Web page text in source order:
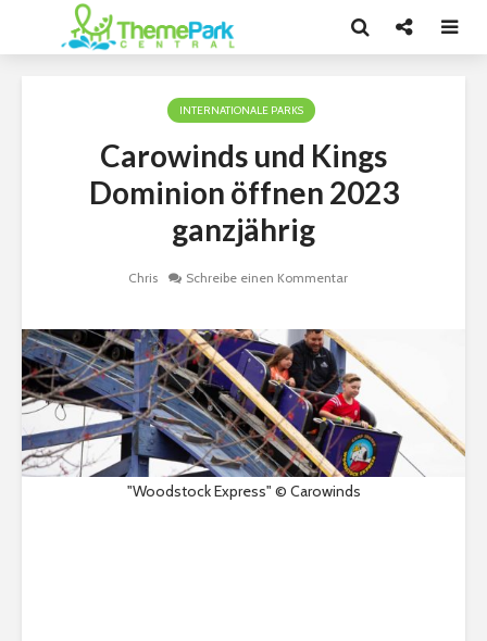
INTERNATIONALE PARKS
Carowinds und Kings
Dominion öffnen 2023
ganzjährig
Chris Schreibe einen Kommentar
"Woodstock Express" © Carowinds